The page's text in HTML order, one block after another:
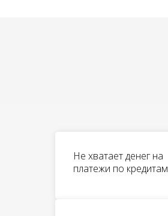
Не хватает денег на
платежи по кредитам